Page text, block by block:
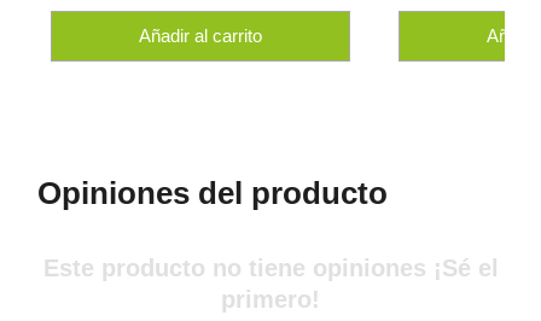
Añadir al carrito
Opiniones del producto
Este producto no tiene opiniones ¡Sé el
primero!